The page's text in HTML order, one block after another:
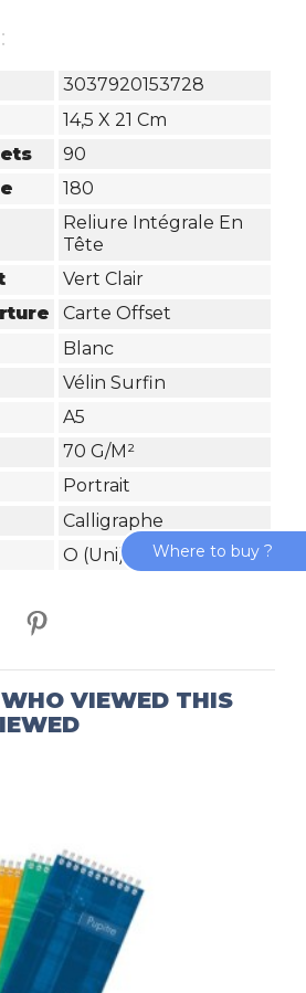
3037920153728
14,5 X 21 Cm
90
180
Reliure Intégrale En
Tête
Vert Clair
Carte Offset
Blanc
Vélin Surfin
A5
70 G/m²
Portrait
Calligraphe
O (uni)
VIEWED THIS
Where to buy ?